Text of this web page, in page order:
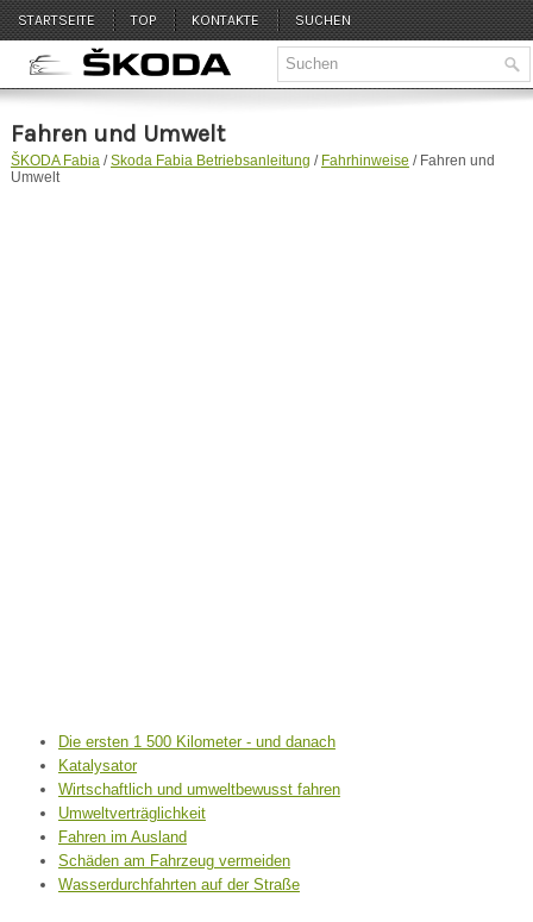
STARTSEITE TOP KONTAKTE SUCHEN
Fahren und Umwelt
ŠKODA Fabia/Skoda Fabia Betriebsanleitung / Fahrhinweise / Fahren und
Umwelt
Die ersten 1 500 Kilometer - und danach
Katalysator
Wirtschaftlich und umweltbewusst fahren
Umweltverträglichkeit
Fahren im Ausland
Schäden am Fahrzeug vermeiden
Wasserdurchfahrten auf der Straße